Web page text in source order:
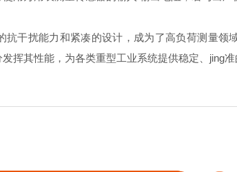
干扰能力和紧凑的设计，成为了高负荷测量领
挥其性能，为各类重型工业系统提供稳定、jing准